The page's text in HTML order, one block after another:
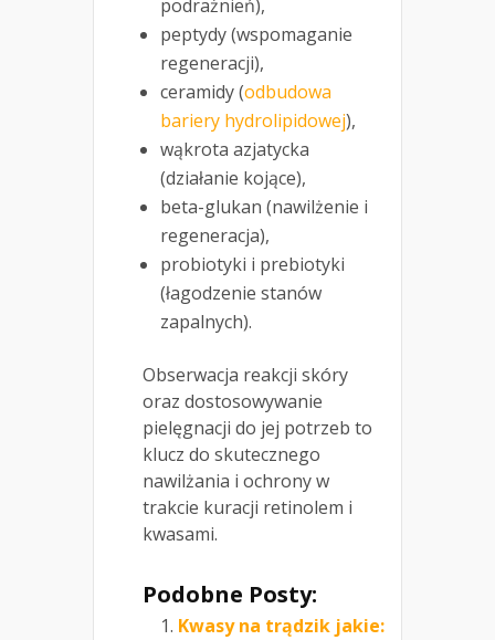
podrażnień),
peptydy (wspomaganie
regeneracji),
ceramidy (odbudowa
bariery hydrolipidowej),
wąkrota azjatycka
(działanie kojące),
beta-glukan (nawilżenie i
regeneracja),
probiotyki i prebiotyki
(łagodzenie stanów
zapalnych).
Obserwacja reakcji skóry
oraz dostosowywanie
pielęgnacji do jej potrzeb to
klucz do skutecznego
nawilżania i ochrony w
trakcie kuracji retinolem i
kwasami.
Podobne Posty:
Kwasy na trądzik jakie: